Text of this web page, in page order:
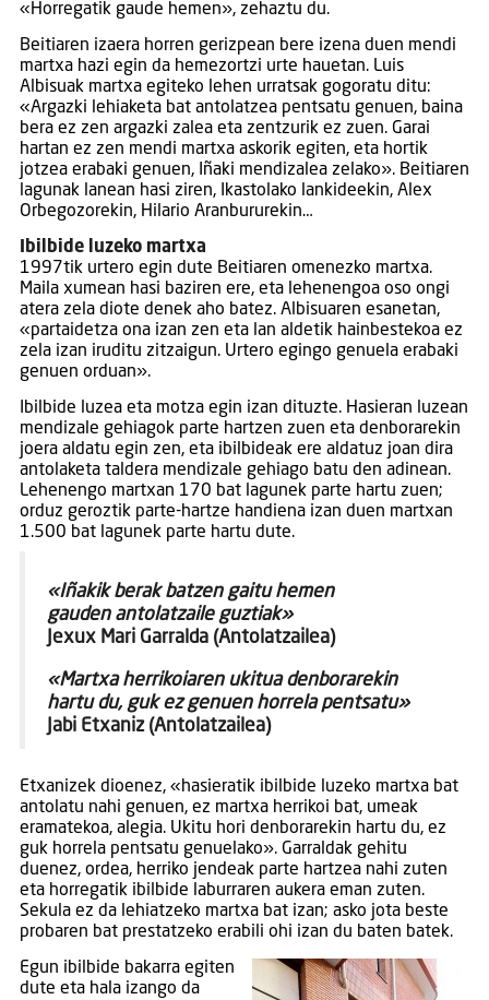
«Horregatik gaude hemen», zehaztu du.
Beitiaren izaera horren gerizpean bere izena duen mendi
martxa hazi egin da hemezortzi urte hauetan. Luis
Albisuak martxa egiteko lehen urratsak gogoratu ditu:
«Argazki lehiaketa bat antolatzea pentsatu genuen, baina
bera ez zen argazki zalea eta zentzurik ez zuen. Garai
hartan ez zen mendi martxa askorik egiten, eta hortik
jotzea erabaki genuen, Iñaki mendizalea zelako». Beitiaren
lagunak lanean hasi ziren, Ikastolako lankideekin, Alex
Orbegozorekin, Hilario Aranbururekin…
Ibilbide luzeko martxa
1997tik urtero egin dute Beitiaren omenezko martxa.
Maila xumean hasi baziren ere, eta lehenengoa oso ongi
atera zela diote denek aho batez. Albisuaren esanetan,
«partaidetza ona izan zen eta lan aldetik hainbestekoa ez
zela izan iruditu zitzaigun. Urtero egingo genuela erabaki
genuen orduan».
Ibilbide luzea eta motza egin izan dituzte. Hasieran luzean
mendizale gehiagok parte hartzen zuen eta denborarekin
joera aldatu egin zen, eta ibilbideak ere aldatuz joan dira
antolaketa taldera mendizale gehiago batu den adinean.
Lehenengo martxan 170 bat lagunek parte hartu zuen;
orduz geroztik parte-hartze handiena izan duen martxan
1.500 bat lagunek parte hartu dute.
«Iñakik berak batzen gaitu hemen
gauden antolatzaile guztiak»
Jexux Mari Garralda (Antolatzailea)
«Martxa herrikoiaren ukitua denborarekin
hartu du, guk ez genuen horrela pentsatu»
Jabi Etxaniz (Antolatzailea)
Etxanizek dioenez, «hasieratik ibilbide luzeko martxa bat
antolatu nahi genuen, ez martxa herrikoi bat, umeak
eramatekoa, alegia. Ukitu hori denborarekin hartu du, ez
guk horrela pentsatu genuelako». Garraldak gehitu
duenez, ordea, herriko jendeak parte hartzea nahi zuten
eta horregatik ibilbide laburraren aukera eman zuten.
Sekula ez da lehiatzeko martxa bat izan; asko jota beste
probaren bat prestatzeko erabili ohi izan du baten batek.
Egun ibilbide bakarra egiten
dute eta hala izango da